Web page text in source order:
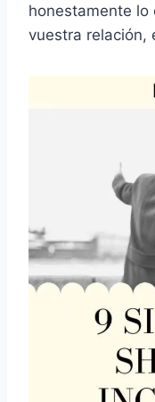
honestamente lo
vuestra relación,